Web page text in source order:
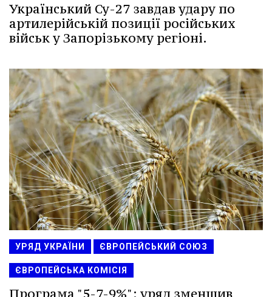
Український Су-27 завдав удару по
артилерійській позиції російських
військ у Запорізькому регіоні.
УРЯД УКРАЇНИ ЄВРОПЕЙСЬКИЙ СОЮЗ
ЄВРОПЕЙСЬКА КОМІСІЯ
Програма "5-7-9%": уряд зменшив